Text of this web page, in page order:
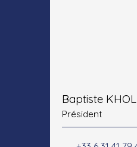
Baptiste
Président